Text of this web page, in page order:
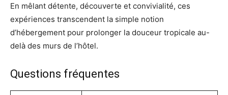
En mêlant détente, découverte et convivialité, ces
expériences transcendent la simple notion
d’hébergement pour prolonger la douceur tropicale au-
delà des murs de l’hôtel.
Questions fréquentes